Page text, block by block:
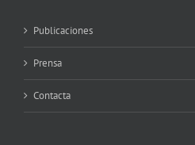
Publicaciones
Prensa
Contacta